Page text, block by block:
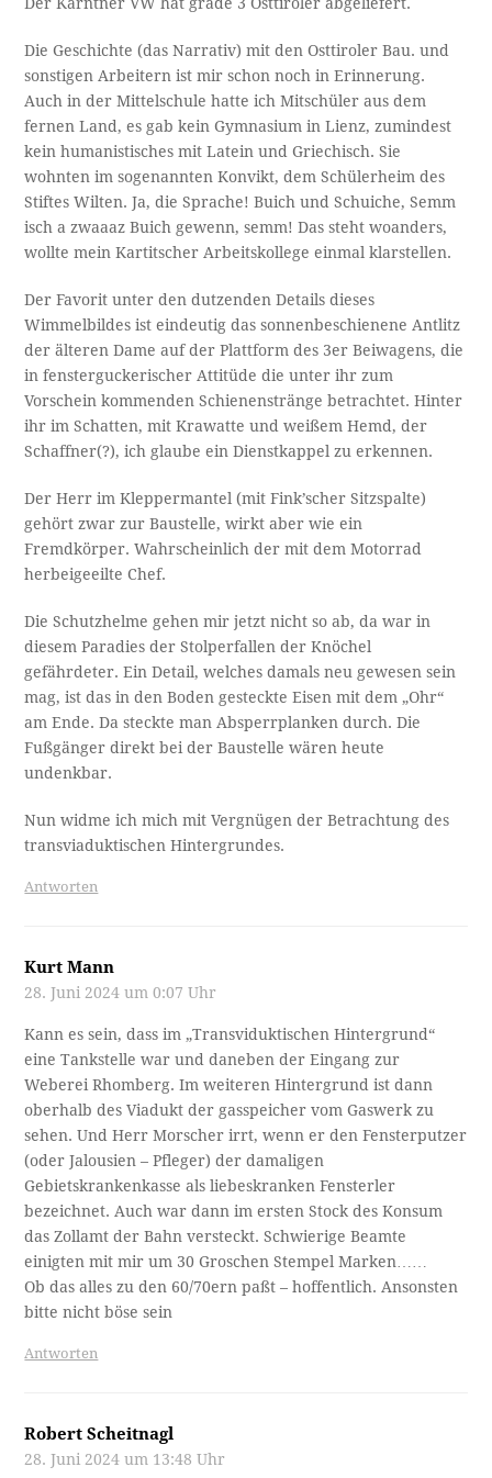
Die Geschichte (das Narrativ) mit den Osttiroler Bau. und
sonstigen Arbeitern ist mir schon noch in Erinnerung.
Auch in der Mittelschule hatte ich Mitschüler aus dem
fernen Land, es gab kein Gymnasium in Lienz, zumindest
kein humanistisches mit Latein und Griechisch. Sie
wohnten im sogenannten Konvikt, dem Schülerheim des
Stiftes Wilten. Ja, die Sprache! Buich und Schuiche, Semm
isch a zwaaaz Buich gewenn, semm! Das steht woanders,
wollte mein Kartitscher Arbeitskollege einmal klarstellen.
Der Favorit unter den dutzenden Details dieses
Wimmelbildes ist eindeutig das sonnenbeschienene Antlitz
der älteren Dame auf der Plattform des 3er Beiwagens, die
in fensterguckerischer Attitüde die unter ihr zum
Vorschein kommenden Schienenstränge betrachtet. Hinter
ihr im Schatten, mit Krawatte und weißem Hemd, der
Schaffner(?), ich glaube ein Dienstkappel zu erkennen.
Der Herr im Kleppermantel (mit Fink’scher Sitzspalte)
gehört zwar zur Baustelle, wirkt aber wie ein
Fremdkörper. Wahrscheinlich der mit dem Motorrad
herbeigeeilte Chef.
Die Schutzhelme gehen mir jetzt nicht so ab, da war in
diesem Paradies der Stolperfallen der Knöchel
gefährdeter. Ein Detail, welches damals neu gewesen sein
mag, ist das in den Boden gesteckte Eisen mit dem „Ohr“
am Ende. Da steckte man Absperrplanken durch. Die
Fußgänger direkt bei der Baustelle wären heute
undenkbar.
Nun widme ich mich mit Vergnügen der Betrachtung des
transviaduktischen Hintergrundes.
Antworten
Kurt Mann
28. Juni 2024 um 0:07 Uhr
Kann es sein, dass im „Transviduktischen Hintergrund“
eine Tankstelle war und daneben der Eingang zur
Weberei Rhomberg. Im weiteren Hintergrund ist dann
oberhalb des Viadukt der gasspeicher vom Gaswerk zu
sehen. Und Herr Morscher irrt, wenn er den Fensterputzer
(oder Jalousien – Pfleger) der damaligen
Gebietskrankenkasse als liebeskranken Fensterler
bezeichnet. Auch war dann im ersten Stock des Konsum
das Zollamt der Bahn versteckt. Schwierige Beamte
einigten mit mir um 30 Groschen Stempel Marken……
Ob das alles zu den 60/70ern paßt – hoffentlich. Ansonsten
bitte nicht böse sein
Antworten
Robert Scheitnagl
28. Juni 2024 um 13:48 Uhr